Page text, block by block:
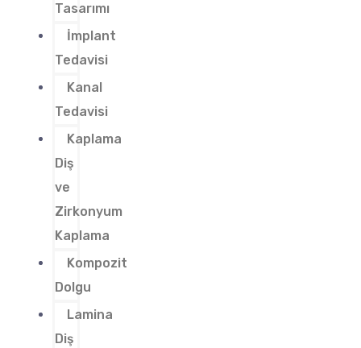
Tasarımı
İmplant
Tedavisi
Kanal
Tedavisi
Kaplama
Diş
ve
Zirkonyum
Kaplama
Kompozit
Dolgu
Lamina
Diş